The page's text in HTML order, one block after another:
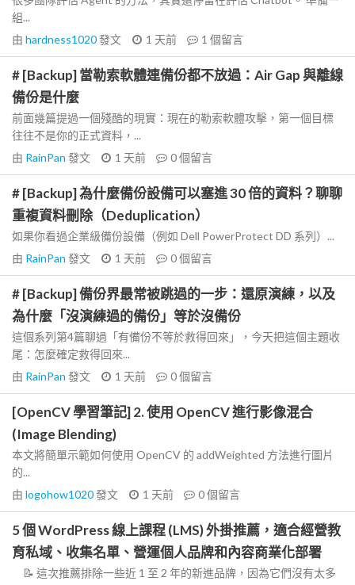
組...
由 hardness1020發文 1 天前 1 個留言
# [Backup] 當勒索軟體連備份都不放過：Air Gap 與離線
備份是什麼
前面幾篇提過一個殘酷的現實：現在的勒索軟體攻擊，第一個目標
往往不是你的正式資料，...
由 RainPan 發文 1 天前 0個留言
# [Backup] 為什麼備份設備可以塞進 30 倍的資料？聊聊
重複資料刪除（Deduplication）
如果你看過企業級備份設備（例如 Dell PowerProtect DD 系列）...
由 RainPan 發文 1 天前 0個留言
# [Backup] 備份界最常被跳過的一步：還原演練，以及
為什麼「沒演練過的備份」等於沒備份
這個系列第4篇聊過「有備份不等於救得回來」，今天把這個主題收
尾：怎麼確定救得回來...
由 RainPan 發文 1 天前 0個留言
[OpenCV 學習筆記] 2. 使用 OpenCV 進行影像混合
(Image Blending)
本文將簡單示範如何使用 OpenCV 的 addWeighted 方法進行圖片
的...
由 logohow1020發文 1 天前 0個留言
5 個 WordPress 線上課程 (LMS) 外掛推薦，適合經營教
育私域、收集名單、營運個人品牌和內容商業化部署
📝 這次推薦排除一些近 1 至 2 年的新進品牌，因為它們沒有太多